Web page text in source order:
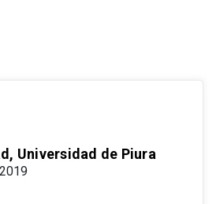
Universidad de Piura